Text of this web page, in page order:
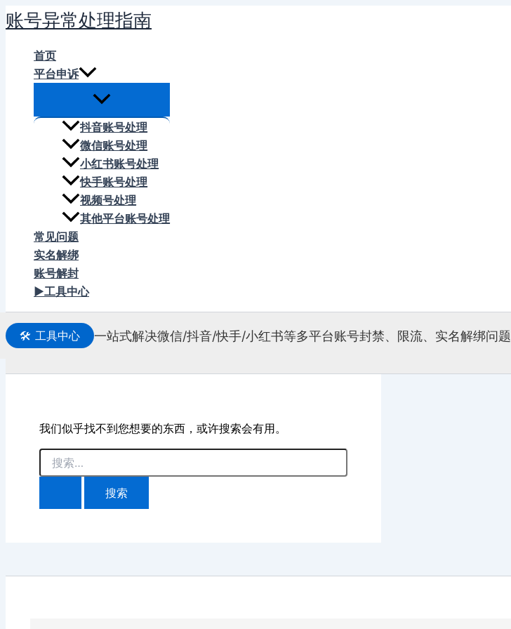
跳
至
账号异常处理指南
首页
平台申诉
抖音账号处理
微信账号处理
小红书账号处理
快手账号处理
视频号处理
其他平台账号处理
常见问题
实名解绑
账号解封
▶工具中心
🛠️ 工具中心 一站式解决微信/抖音/快手/小红书等多平台账号封禁、限流、实名解绑问题
我们似乎找不到您想要的东西，或许搜索会有用。
搜
索：